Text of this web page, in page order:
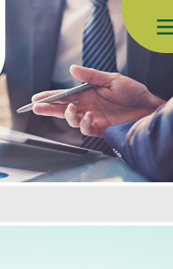
跳到內容（按回車鍵）